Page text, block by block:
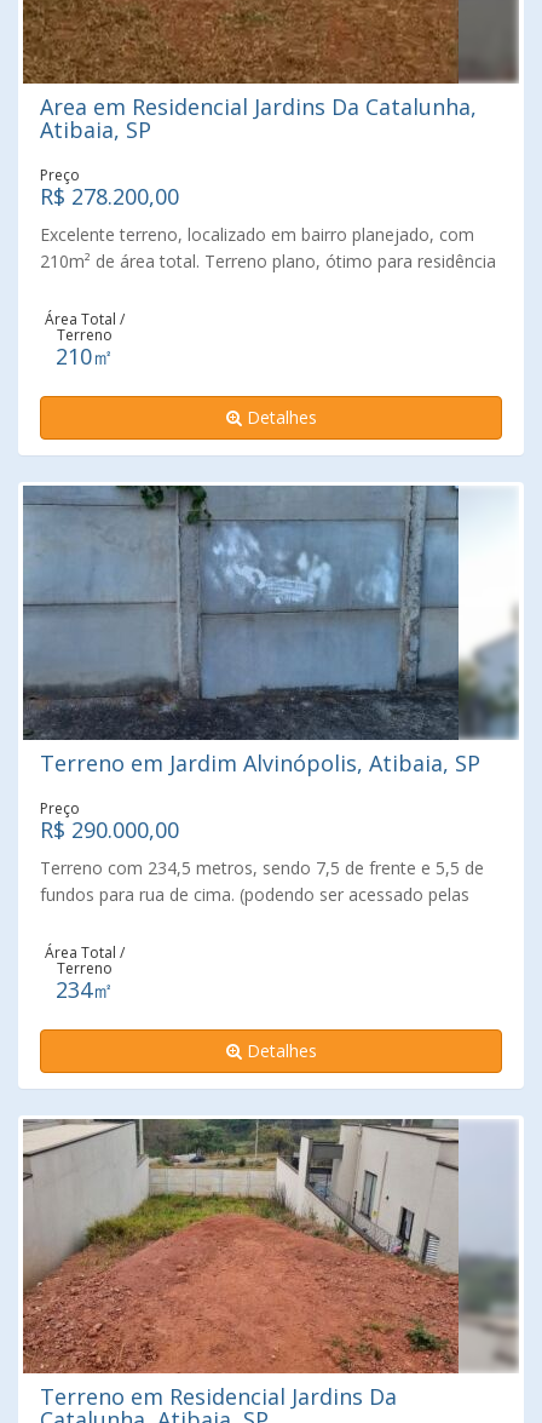
Area em Residencial Jardins Da Catalunha,
Atibaia, SP
Preço
R$ 278.200,00
Excelente terreno, localizado em bairro planejado, com
210m² de área total. Terreno plano, ótimo para residência
e agende uma visita.
Área Total /
Terreno
210㎡
Detalhes
Terreno em Jardim Alvinópolis, Atibaia, SP
Preço
R$ 290.000,00
Terreno com 234,5 metros, sendo 7,5 de frente e 5,5 de
fundos para rua de cima. (podendo ser acessado pelas
próximo à comércios com supermercados, farmácias,
padarias, escolas, posto de saúde, creche, transporte
público e apenas a 10 minutos do centro da cidade. Fácil
acesso à Rodovia Fernão Dias.
Área Total /
Terreno
234㎡
Detalhes
Terreno em Residencial Jardins Da